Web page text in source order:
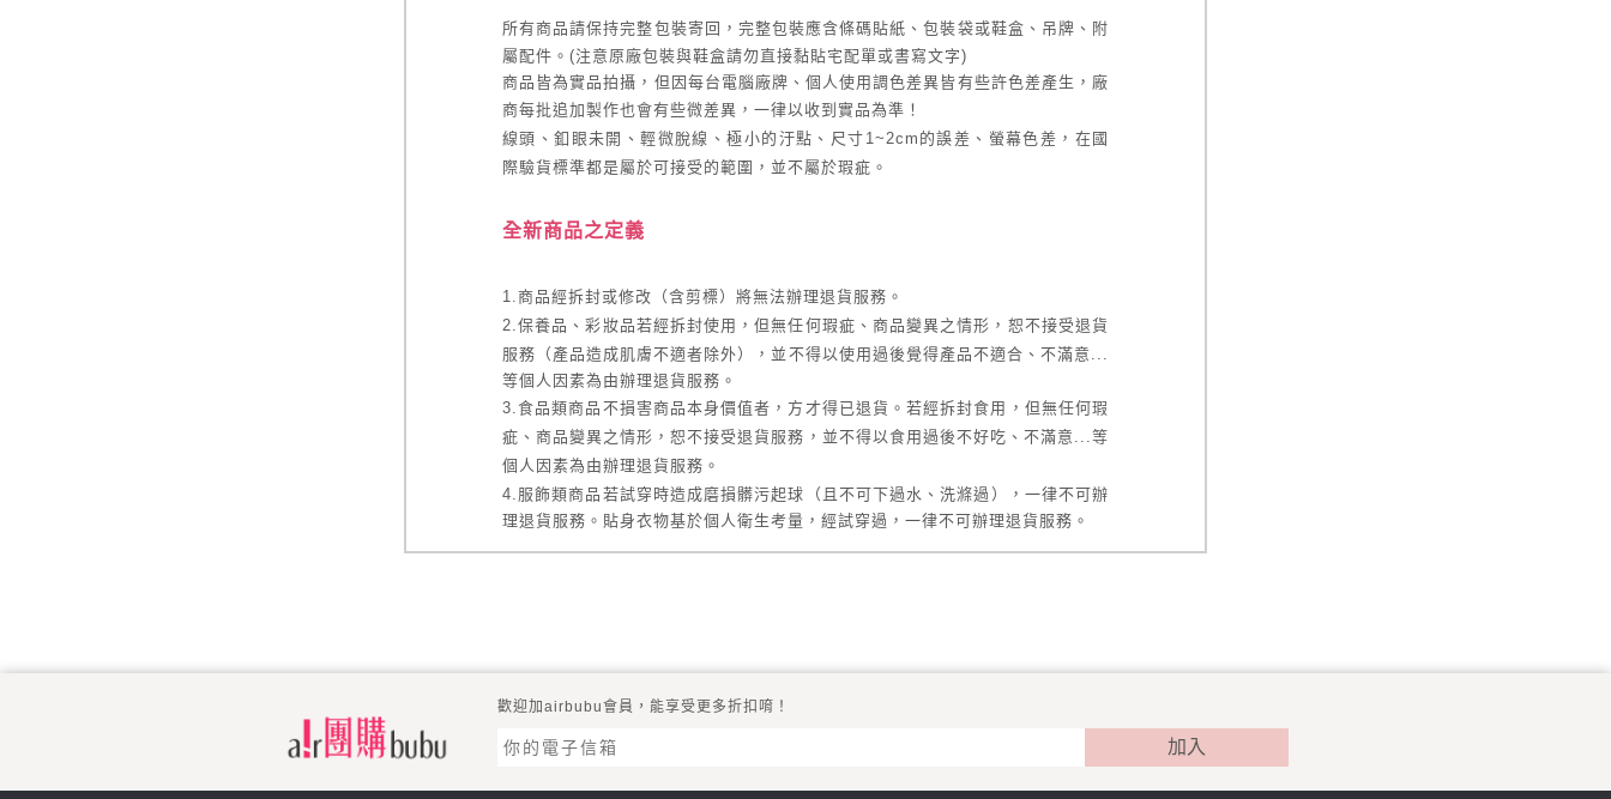
所有商品請保持完整包裝寄回，完整包裝應含條碼貼紙、包裝袋或鞋盒、吊牌、附
屬配件。 (注意原廠包裝與鞋盒請勿直接黏貼宅配單或書寫文字)
商品皆為實品拍攝，但因每台電腦廠牌、個人使用調色差異皆有些許色差產生，廠
商每批追加製作也會有些微差異，一律以收到實品為準！
線頭、釦眼未開、輕微脫線、極小的汙點、尺寸 1~2cm 的誤差、螢幕色差，在國
際驗貨標準都是屬於可接受的範圍，並不屬於瑕疵。
全新商品之定義
1.商品經拆封或修改（含剪標）將無法辦理退貨服務。
2.保養品、彩妝品若經拆封使用，但無任何瑕疵、商品變異之情形，恕不接受退貨
服務 （ 產品造成肌膚不適者除外） ，並不得以使用過後覺得產品不適合、不滿意 ...
等個人因素為由辦理退貨服務。
3.食品類商品不損害商品本身價值者，方才得已退貨。若經拆封食用，但無任何瑕
疵、商品變異之情形，恕不接受退貨服務，並不得以食用過後不好吃、不滿意 ...等
個人因素為由辦理退貨服務。
4. 服飾類商品若試穿時造成磨損髒污起球 （且 不可下過水、洗滌過 ），一律不可辦
理退貨服務。 貼身衣物基於個人衛生考量，經試穿過，一律不可辦理退貨服務。
若商品本身有瑕疵（如變質、異味、懸浮物、油水分離、容量不足者、紙盒內容器
破損等，或其他明顯可歸咎於產品品質瑕疵之情形），請於收到商品
歡迎加airbubu會員，能享受更多折扣唷！
加入